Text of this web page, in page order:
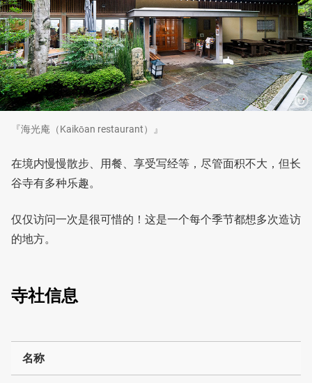
『海光庵（Kaikōan restaurant）』
在境内慢慢散步、用餐、享受写经等，尽管面积不大，但长
谷寺有多种乐趣。
仅仅访问一次是很可惜的！这是一个每个季节都想多次造访
的地方。
寺社信息
名称